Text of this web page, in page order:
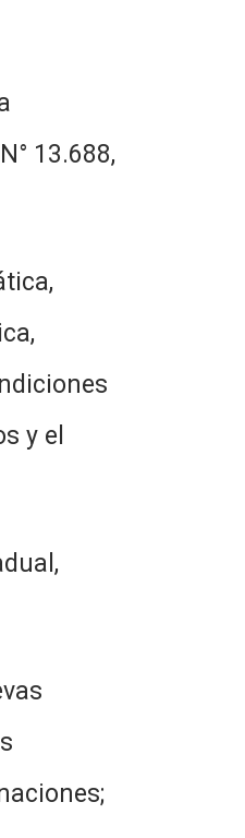
13.688,
y el